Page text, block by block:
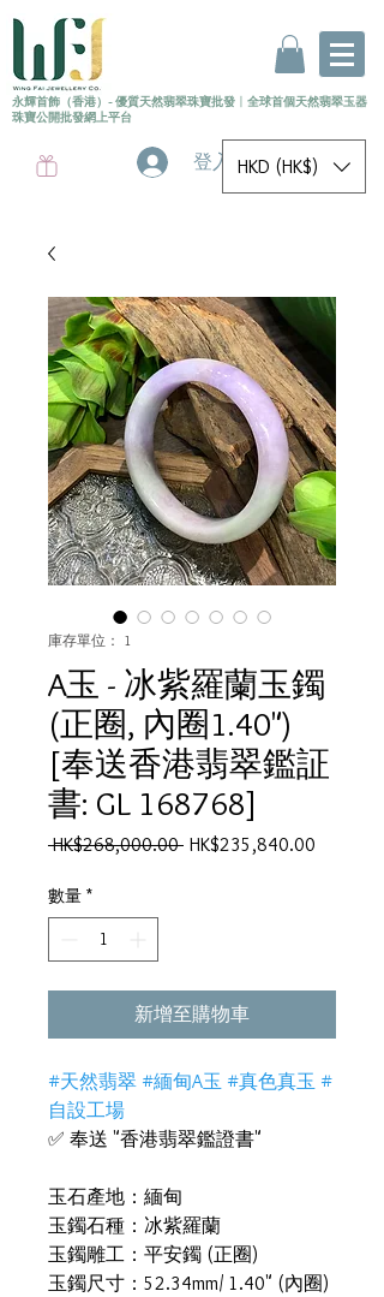
永輝首飾（香港）- 優質天然翡翠珠寶批發 〡 全球首個天然翡翠玉器
珠寶公開批發網上平台
登入 HKD (HK$)
庫存單位： 1
A玉 - 冰紫羅蘭玉鐲
(正圈, 內圈1.40")
[奉送香港翡翠鑑証
書: GL 168768]
HK$268,000.00 一HK$235,840.00
數量 *
新增至購物車
#天然翡翠 #緬甸A玉 #真色真玉 #
自設工場
✅ 奉送 "香港翡翠鑑證書"
玉石產地：緬甸
玉鐲石種：冰紫羅蘭
玉鐲雕工：平安鐲 (正圈)
玉鐲尺寸：52.34mm/ 1.40" (內圈)